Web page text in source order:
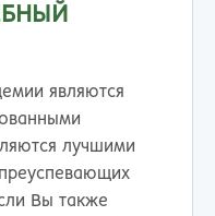
являются
лучшими
Вы также